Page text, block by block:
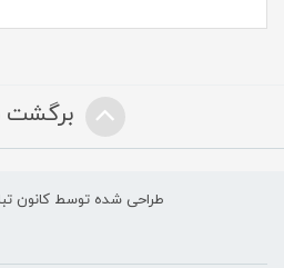
برگشت
طراحی شده توسط کانون